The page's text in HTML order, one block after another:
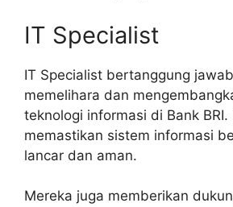
IT Specialist
IT Specialist bertanggung
memelihara dan
teknologi informasi di Bank BRI.
memastikan sistem informasi
lancar dan aman.
Mereka juga memberikan